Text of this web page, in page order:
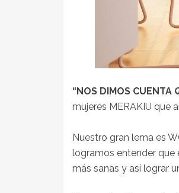
“NOS DIMOS CUENTA
mujeres MERAKIU que
Nuestro gran lema es
logramos entender que
más sanas y así lograr